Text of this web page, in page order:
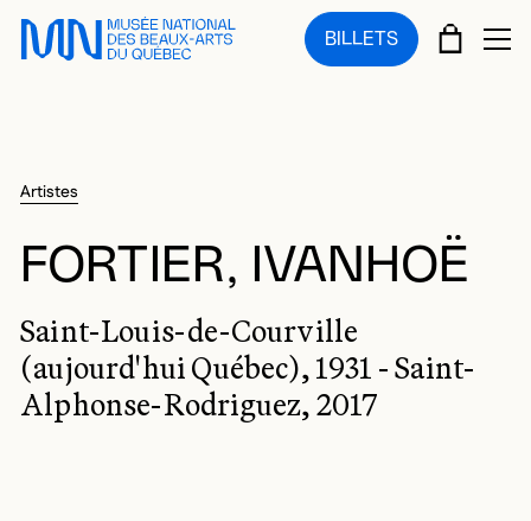
Sauter au menu principal
Sauter au contenu principal
Sauter au pied de page
BILLETS PANIER
Artistes
FORTIER, IVANHOË
Saint-Louis-de-Courville
(aujourd'hui Québec), 1931 - Saint-
Alphonse-Rodriguez, 2017